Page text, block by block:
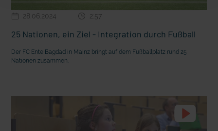
28.06.2024 2:57
25 Nationen, ein Ziel - Integration durch Fußball
Der FC Ente Bagdad in Mainz bringt auf dem Fußballplatz rund 25
Nationen zusammen.